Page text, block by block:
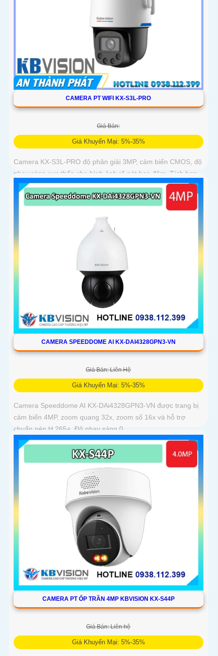
CAMERA PT WIFI KX-S3L-PRO
Giá Bán:
Giá Khuyến Mại: 5%-35%
Camera KX-S3L-PRO độ phân giải 3MP, cảm biến CMOS, độ
nhạy sáng cực thấp cho hình ảnh rõ nét ban đêm. Tích hợp
WiFi 6, hỗ trợ Auto Tracking, phát hiện người và phương tiện,
đàm thoại 2 chiều, báo động còi hú, đèn chớp
CAMERA SPEEDDOME AI KX-DAI4328GPN3-VN
Giá Bán: Liên Hệ
Giá Khuyến Mại: 5%-35%
Camera Speeddome AI KX-DAi4328GPN3-VN được trang bị
cảm biến 4MP, zoom quang 32x, zoom số 16x và hỗ trợ
chuẩn nén H.265+. Độ nhạy sáng 0
CAMERA PT ỐP TRẦN 4MP KBVISION KX-S44P
Giá Bán: Liên hệ
Giá Khuyến Mại: 5%-35%